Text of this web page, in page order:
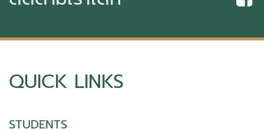
QUICK LINKS
STUDENTS